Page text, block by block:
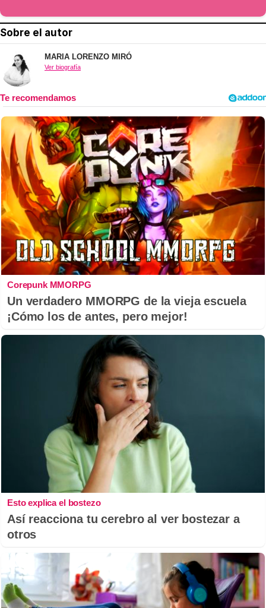
Sobre el autor
MARIA LORENZO MIRÓ
Ver biografía
Corepunk MMORPG
Un verdadero MMORPG de la vieja escuela
¡Cómo los de antes, pero mejor!
Esto explica el bostezo
Así reacciona tu cerebro al ver bostezar a
otros